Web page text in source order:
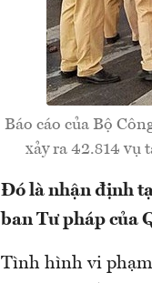
Báo cáo của Bộ
xảy ra 42.814 vụ
Đó là nhận định
ban Tư pháp của
Tình hình vi